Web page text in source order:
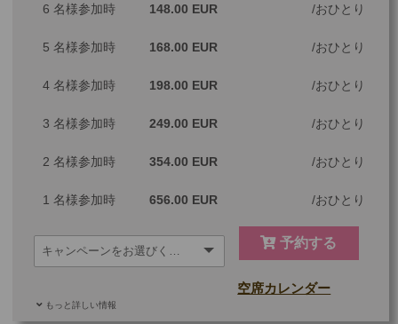
6 名様参加時 148.00 EUR おひとり
5 名様参加時 168.00 EUR おひとり
4 名様参加時 198.00 EUR おひとり
3 名様参加時 249.00 EUR おひとり
2 名様参加時 354.00 EUR おひとり
1 名様参加時 656.00 EUR おひとり
予約する
もっと詳しい情報
空席カレンダー